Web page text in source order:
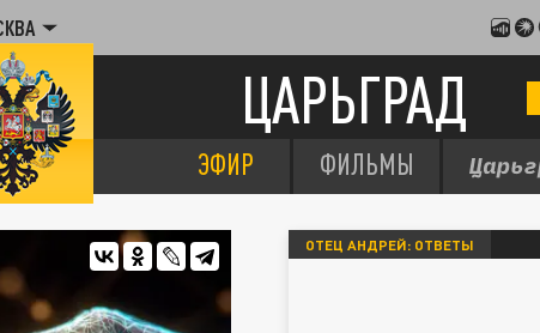
ЦАРЬГРАД
ЭФИР ФИЛЬМЫ
ОТЕЦ АНДРЕЙ: ОТВЕТЫ